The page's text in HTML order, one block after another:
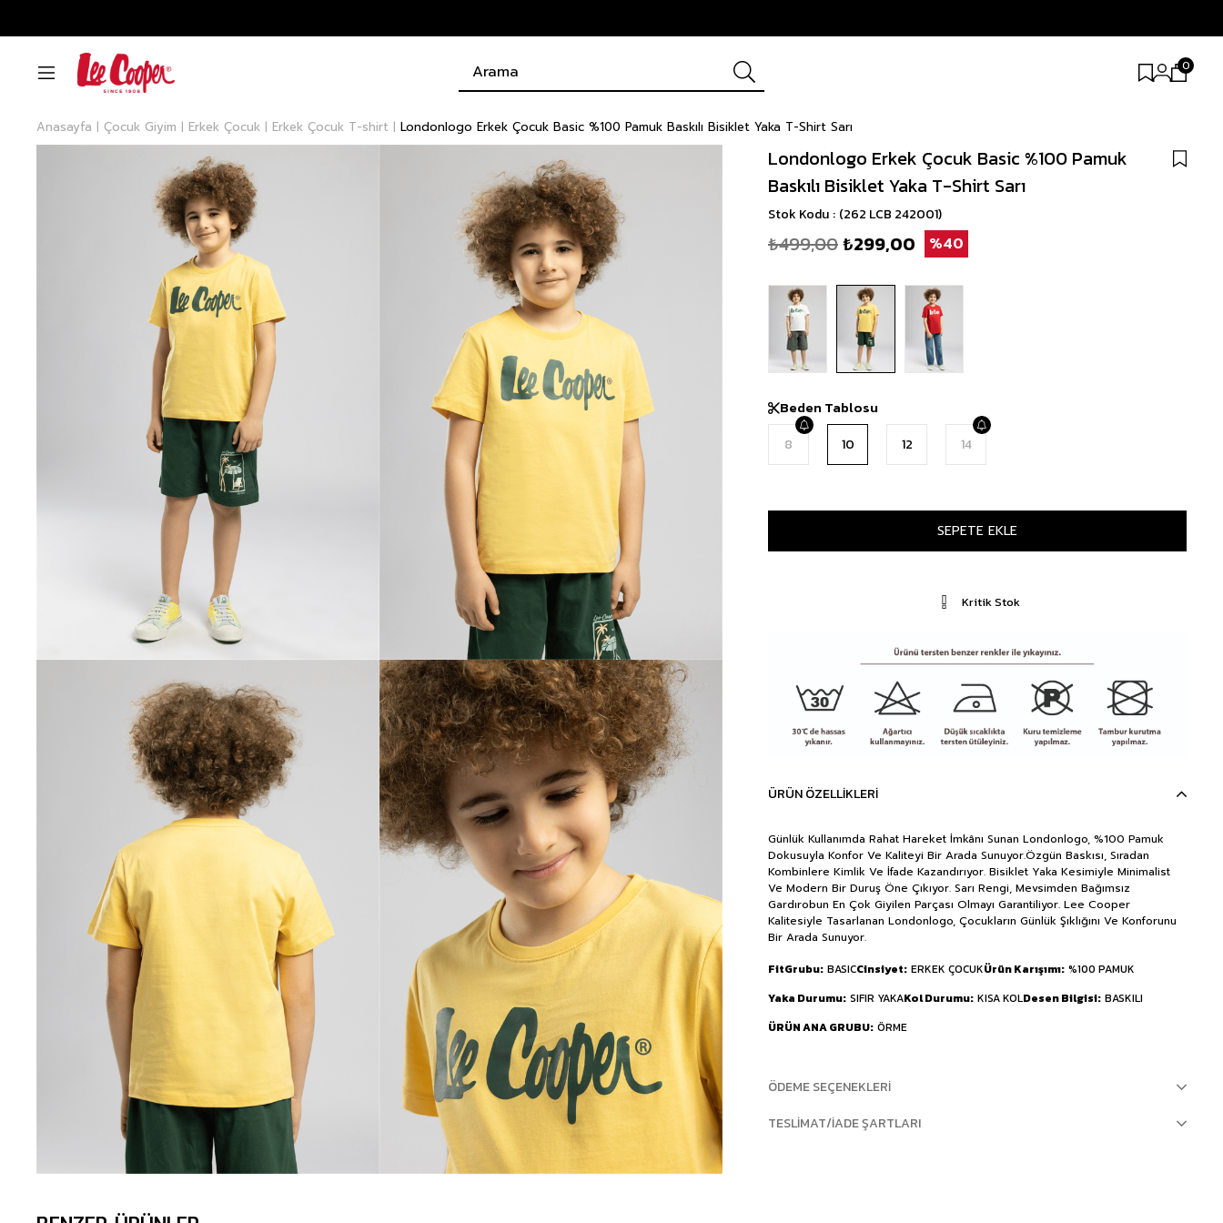
0
Anasayfa Çocuk Giyim Erkek Çocuk Erkek Çocuk T-shirt Londonlogo Erkek Çocuk Basic %100 Pamuk Baskılı Bisiklet Yaka T-Shirt Sarı
Londonlogo Erkek Çocuk Basic %100 Pamuk
Baskılı Bisiklet Yaka T-Shirt Sarı
Stok Kodu (262 LCB 242001)
₺499,00₺299,00 40
Beden Tablosu
8 10 12 14
Kritik Stok
ÜRÜN ÖZELLIKLERI
Günlük Kullanımda Rahat Hareket İmkânı Sunan Londonlogo, %100 Pamuk
Dokusuyla Konfor Ve Kaliteyi Bir Arada Sunuyor.Özgün Baskısı, Sıradan
Kombinlere Kimlik Ve İfade Kazandırıyor. Bisiklet Yaka Kesimiyle Minimalist
Ve Modern Bir Duruş Öne Çıkıyor. Sarı Rengi, Mevsimden Bağımsız
Gardırobun En Çok Giyilen Parçası Olmayı Garantiliyor. Lee Cooper
Kalitesiyle Tasarlanan Londonlogo, Çocukların Günlük Şıklığını Ve Konforunu
Bir Arada Sunuyor.
FitGrubu BASICCinsiyet ERKEK ÇOCUKÜrün Karışımı %100 PAMUK
Yaka Durumu SIFIR YAKAKol Durumu KISA KOLDesen Bilgisi BASKILI
ÜRÜN ANA GRUBU ÖRME
ÖDEME SEÇENEKLERI
TESLIMAT/İADE ŞARTLARI